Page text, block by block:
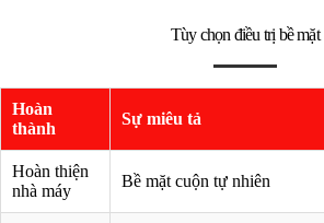
Tùy chọn điều trị bề mặt
Hoàn
thành
Sự miêu tả
Hoàn thiện
nhà máy
Bề mặt cuộn tự nhiên